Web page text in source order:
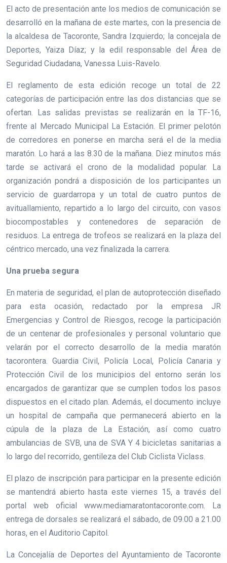
El acto de presentación ante los medios de comunicación se
desarrolló en la mañana de este martes, con la presencia de
la alcaldesa de Tacoronte, Sandra Izquierdo; la concejala de
Deportes, Yaiza Díaz; y la edil responsable del Área de
Seguridad Ciudadana, Vanessa Luis-Ravelo.
El reglamento de esta edición recoge un total de 22
categorías de participación entre las dos distancias que se
ofertan. Las salidas previstas se realizarán en la TF-16,
frente al Mercado Municipal La Estación. El primer pelotón
de corredores en ponerse en marcha será el de la media
maratón. Lo hará a las 8.30 de la mañana. Diez minutos más
tarde se activará el crono de la modalidad popular. La
organización pondrá a disposición de los participantes un
servicio de guardarropa y un total de cuatro puntos de
avituallamiento, repartido a lo largo del circuito, con vasos
biocompostables y contenedores de separación de
residuos. La entrega de trofeos se realizará en la plaza del
céntrico mercado, una vez finalizada la carrera.
Una prueba segura
En materia de seguridad, el plan de autoprotección diseñado
para esta ocasión, redactado por la empresa JR
Emergencias y Control de Riesgos, recoge la participación
de un centenar de profesionales y personal voluntario que
velarán por el correcto desarrollo de la media maratón
tacorontera. Guardia Civil, Policía Local, Policía Canaria y
Protección Civil de los municipios del entorno serán los
encargados de garantizar que se cumplen todos los pasos
dispuestos en el citado plan. Además, el documento incluye
un hospital de campaña que permanecerá abierto en la
cúpula de la plaza de La Estación, así como cuatro
ambulancias de SVB, una de SVA Y 4 bicicletas sanitarias a
lo largo del recorrido, gentileza del Club Ciclista Viclass.
El plazo de inscripción para participar en la presente edición
se mantendrá abierto hasta este viernes 15, a través del
portal web oficial www.mediamaratontacoronte.com. La
entrega de dorsales se realizará el sábado, de 09.00 a 21.00
horas, en el Auditorio Capitol.
La Concejalía de Deportes del Ayuntamiento de Tacoronte